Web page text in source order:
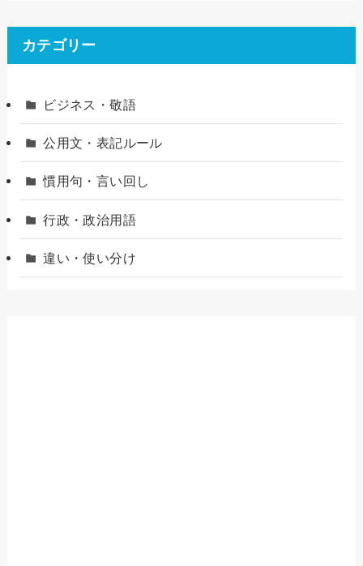
カテゴリー
ビジネス・敬語
公用文・表記ルール
慣用句・言い回し
行政・政治用語
違い・使い分け